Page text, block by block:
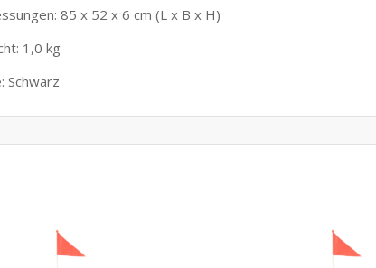
85 x 52 x 6 cm (L x B x H)
1,0 kg
Schwarz